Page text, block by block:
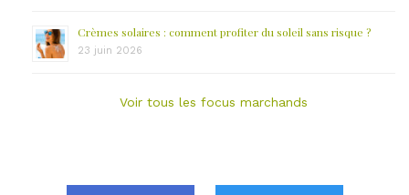
Crèmes solaires : comment profiter du soleil sans risque ?
23 juin 2026
Voir tous les focus marchands